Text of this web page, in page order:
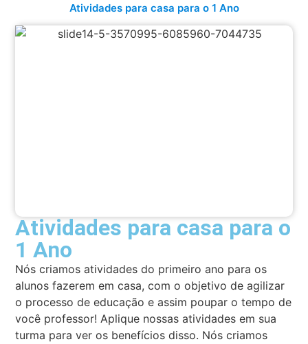
Atividades para casa para o 1 Ano
Atividades para casa para o
1 Ano
Nós criamos atividades do primeiro ano para os
alunos fazerem em casa, com o objetivo de agilizar
o processo de educação e assim poupar o tempo de
você professor! Aplique nossas atividades em sua
turma para ver os benefícios disso. Nós criamos